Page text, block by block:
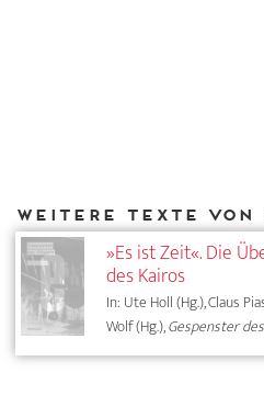
»Es ist Zeit«. Die
des Kairos
In: Ute Holl (Hg.), Claus
Wolf (Hg.),Gespenster